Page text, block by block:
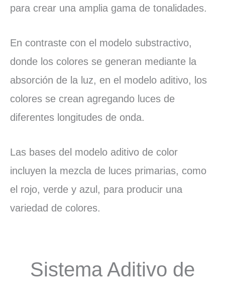
para crear una amplia gama de tonalidades.
En contraste con el modelo substractivo,
donde los colores se generan mediante la
absorción de la luz, en el modelo aditivo, los
colores se crean agregando luces de
diferentes longitudes de onda.
Las bases del modelo aditivo de color
incluyen la mezcla de luces primarias, como
el rojo, verde y azul, para producir una
variedad de colores.
Sistema Aditivo de